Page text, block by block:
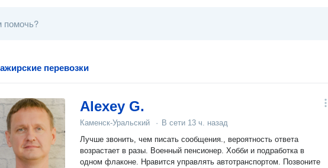
перевозки
Alexey G.
Каменск-Уральский · В сети 13 ч. назад
Лучше звонить, чем писать сообщения., вероятность ответа
возрастает в разы. Военный пенсионер. Хобби и подработка в
одном флаконе. Нравится управлять автотранспортом. Позвоните